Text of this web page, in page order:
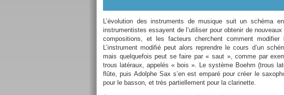
L’évolution des instruments de musique suit un schéma
instrumentistes essayent de l’utiliser pour obtenir de
compositions, et les facteurs cherchent comment
L’instrument modifié peut alors reprendre le cours d’un
mais quelquefois peut se faire par « saut », comme par
trous latéraux, appelés « bois ». Le système Boehm (trous
flûte, puis Adolphe Sax s’en est emparé pour créer le
pour le basson, et très partiellement pour la clarinette.